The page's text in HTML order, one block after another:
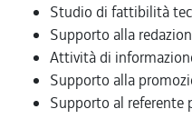
Studio di fattibilità
Supporto alla
Attività di
Supporto alla
Supporto al referente